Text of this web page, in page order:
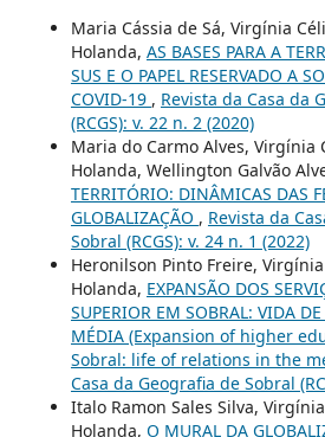
Maria Cássia de Sá, Virgínia
Holanda, AS BASES PARA A
SUS E O PAPEL RESERVADO A
COVID-19 , Revista da Casa da
(RCGS): v. 22 n. 2 (2020)
Maria do Carmo Alves, Virgínia
Holanda, Wellington Galvão
TERRITÓRIO: DINÂMICAS DAS
GLOBALIZAÇÃO , Revista da
Sobral (RCGS): v. 24 n. 1 (2022)
Heronilson Pinto Freire,
Holanda, EXPANSÃO DOS
SUPERIOR EM SOBRAL: VIDA
MÉDIA (Expansion of higher
Sobral: life of relations in the
Casa da Geografia de Sobral
Italo Ramon Sales Silva,
Holanda, O MURAL DA